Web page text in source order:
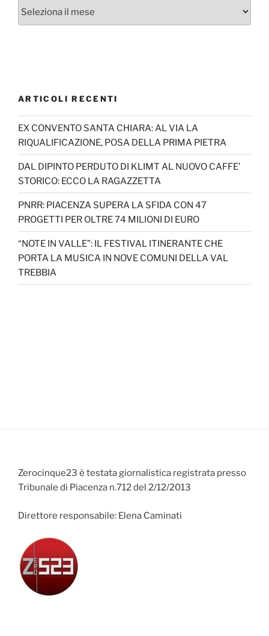
ARTICOLI RECENTI
EX CONVENTO SANTA CHIARA: AL VIA LA
RIQUALIFICAZIONE, POSA DELLA PRIMA PIETRA
DAL DIPINTO PERDUTO DI KLIMT AL NUOVO CAFFE’
STORICO: ECCO LA RAGAZZETTA
PNRR: PIACENZA SUPERA LA SFIDA CON 47
PROGETTI PER OLTRE 74 MILIONI DI EURO
“NOTE IN VALLE”: IL FESTIVAL ITINERANTE CHE
PORTA LA MUSICA IN NOVE COMUNI DELLA VAL
TREBBIA
Zerocinque23 è testata giornalistica registrata presso
Tribunale di Piacenza n.712 del 2/12/2013
Direttore responsabile: Elena Caminati